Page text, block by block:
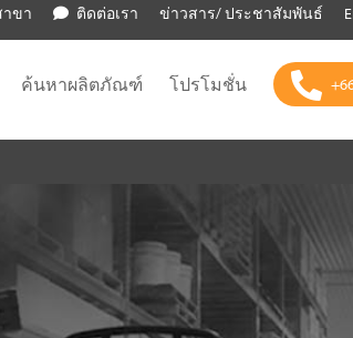
ขา ติดต่อเรา ข่าวสาร/ ประชาสัมพันธ์
ค้นหาผลิตภัณฑ์ โปรโมชั่น